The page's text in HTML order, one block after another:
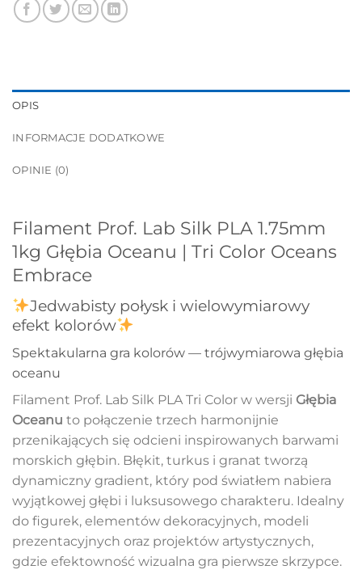
OPIS
INFORMACJE DODATKOWE
OPINIE (0)
Filament Prof. Lab Silk PLA 1.75mm
1kg Głębia Oceanu | Tri Color Oceans
Embrace
Jedwabisty połysk i wielowymiarowy
efekt kolorów
Spektakularna gra kolorów — trójwymiarowa głębia
oceanu
Filament Prof. Lab Silk PLA Tri Color w wersji Głębia
Oceanu to połączenie trzech harmonijnie
przenikających się odcieni inspirowanych barwami
morskich głębin. Błękit, turkus i granat tworzą
dynamiczny gradient, który pod światłem nabiera
wyjątkowej głębi i luksusowego charakteru. Idealny
do figurek, elementów dekoracyjnych, modeli
prezentacyjnych oraz projektów artystycznych,
gdzie efektowność wizualna gra pierwsze skrzypce.